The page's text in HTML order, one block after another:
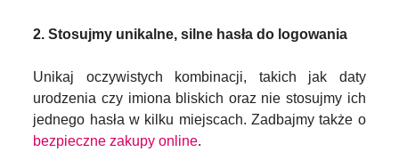
2. Stosujmy unikalne, silne hasła do logowania
Unikaj oczywistych kombinacji, takich jak daty
urodzenia czy imiona bliskich oraz nie stosujmy ich
jednego hasła w kilku miejscach. Zadbajmy także o
bezpieczne zakupy online.